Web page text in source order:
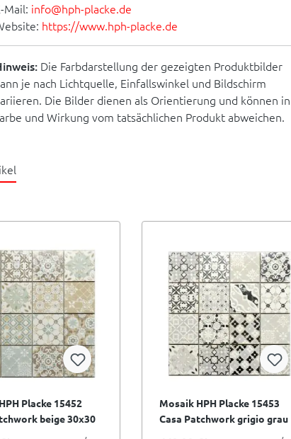
Mail: info@hph-placke.de
https://www.hph-placke.de
Die Farbdarstellung der gezeigten Produktbilder
je nach Lichtquelle, Einfallswinkel und Bildschirm
Die Bilder dienen als Orientierung und können in
und Wirkung vom tatsächlichen Produkt abweichen.
Placke 15452
beige 30x30
Mosaik HPH Placke 15453
Casa Patchwork grigio grau